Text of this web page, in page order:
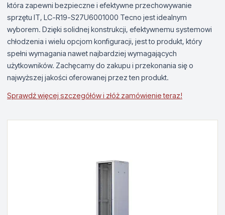
która zapewni bezpieczne i efektywne przechowywanie
sprzętu IT, LC-R19-S27U6001000 Tecno jest idealnym
wyborem. Dzięki solidnej konstrukcji, efektywnemu systemowi
chłodzenia i wielu opcjom konfiguracji, jest to produkt, który
spełni wymagania nawet najbardziej wymagających
użytkowników. Zachęcamy do zakupu i przekonania się o
najwyższej jakości oferowanej przez ten produkt.
Sprawdź więcej szczegółów i złóż zamówienie teraz!